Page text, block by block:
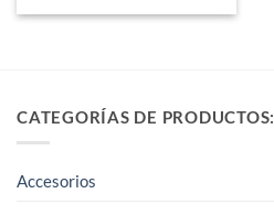
CATEGORÍAS DE PRODUCTOS:
Accesorios